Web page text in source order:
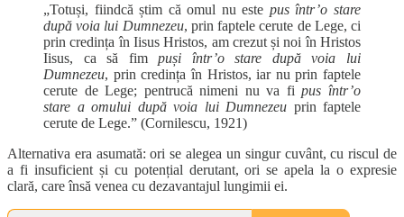
„Totuși, fiindcă știm că omul nu este pus într’o stare
după voia lui Dumnezeu, prin faptele cerute de Lege, ci
prin credința în Iisus Hristos, am crezut și noi în Hristos
Iisus, ca să fimpuși într’o stare după voia lui
Dumnezeu, prin credința în Hristos, iar nu prin faptele
cerute de Lege; pentrucă nimeni nu va fipus într’o
stare a omului după voia lui Dumnezeu prin faptele
cerute de Lege.” (Cornilescu, 1921)
Alternativa era asumată: ori se alegea un singur cuvânt, cu riscul de
a fi insuficient și cu potențial derutant, ori se apela la o expresie
clară, care însă venea cu dezavantajul lungimii ei.